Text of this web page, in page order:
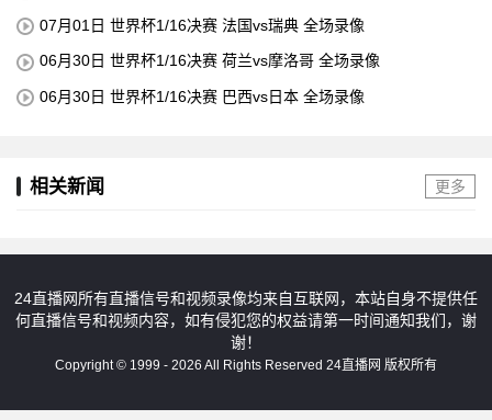
07月01日 世界杯1/16决赛 法国vs瑞典 全场录像
06月30日 世界杯1/16决赛 荷兰vs摩洛哥 全场录像
06月30日 世界杯1/16决赛 巴西vs日本 全场录像
相关新闻 更多
24直播网所有直播信号和视频录像均来自互联网，本站自身不提供任
何直播信号和视频内容，如有侵犯您的权益请第一时间通知我们，谢
谢！
Copyright © 1999 - 2026 All Rights Reserved 24直播网 版权所有